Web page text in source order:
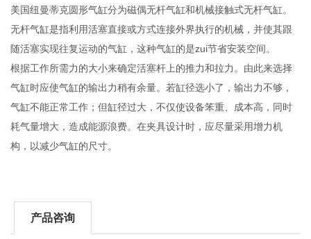
美国纽曼蒂克圆形气缸分为磁偶无杆气缸和机械接触式无杆气缸。
无杆气缸是指利用活塞直接或方式连接外界执行的机械，并使其跟
随活塞实现往复运动的气缸，这种气缸的是zui节省安装空间。
根据工作所需力的大小来确定活塞杆上的推力和拉力。由此来选择
气缸时应使气缸的输出力稍有余量。若缸径选小了，输出力不够，
气缸不能正常工作；但缸径过大，不仅使设备笨重、成本高，同时
耗气量增大，造成能源浪费。在夹具设计时，应尽量采用增力机
构，以减少气缸的尺寸。
产品咨询